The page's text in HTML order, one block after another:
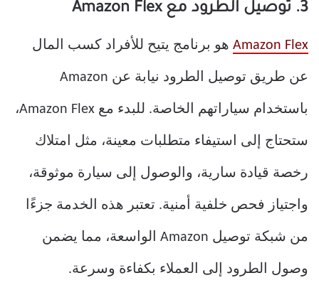
3. توصيل الطرود مع Amazon Flex
Amazon Flex هو برنامج يتيح للأفراد كسب المال
عن طريق توصيل الطرود نيابة عن Amazon
باستخدام سياراتهم الخاصة. للبدء مع Amazon Flex،
ستحتاج إلى استيفاء متطلبات معينة، مثل امتلاك
رخصة قيادة سارية، والوصول إلى سيارة موثوقة،
واجتياز فحص خلفية أمنية. تعتبر هذه الخدمة جزءًا
من شبكة توصيل Amazon الواسعة، مما يضمن
وصول الطرود إلى العملاء بكفاءة وسرعة.